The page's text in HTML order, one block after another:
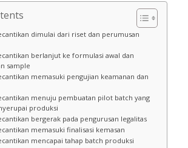
dimulai dari riset dan perumusan
berlanjut ke formulasi awal dan
sample
memasuki pengujian keamanan dan
menuju pembuatan pilot batch yang
produksi
bergerak pada pengurusan legalitas
memasuki finalisasi kemasan
mencapai tahap batch produksi